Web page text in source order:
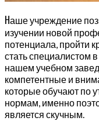
Наше учреждение
изучении новой
потенциала, пройти
стать специалистом
нашем учебном
компетентные и
которые обучают по
нормам, именно
является скучным.